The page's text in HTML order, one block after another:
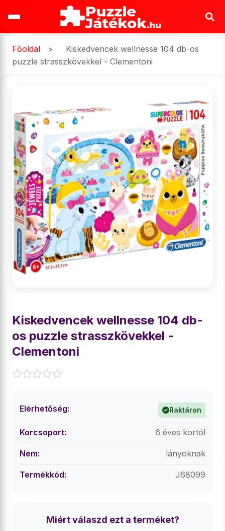
Főoldal >
Kiskedvencek wellnesse 104 db-os
puzzle strasszkövekkel - Clementoni
Kiskedvencek wellnesse 104 db-
os puzzle strasszkövekkel -
Clementoni
Elérhetőség: Raktáron
Korcsoport: 6 éves kortól
Nem: lányoknak
Termékkód: J68099
Miért válaszd ezt a terméket?